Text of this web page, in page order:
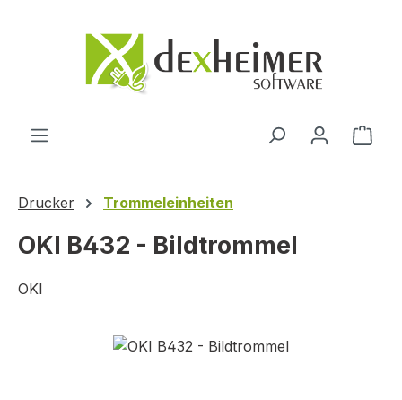
Drucker Trommeleinheiten
OKI B432 - Bildtrommel
OKI
Bildergalerie überspringen